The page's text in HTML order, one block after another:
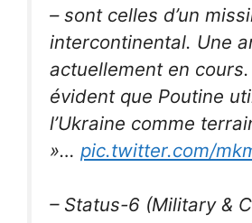
– sont celles d’un
intercontinental. Une
actuellement en
évident que Poutine
l’Ukraine comme
»… pic.twitter.com/
– Status-6 (Military &